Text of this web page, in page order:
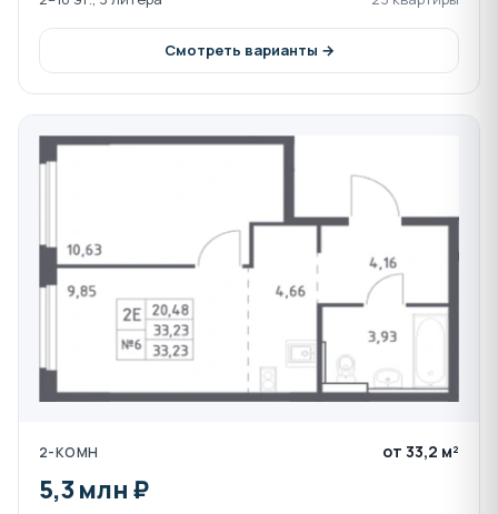
Группа компаний САМОЛЕТ. Занимает 1 место по
объему текущего строительства в РФ. Застройщиком
введено в эксплуатацию более 10,2 млн. м2 жилья.
Федеральным законом №214. Всю необходимую
информацию по ЖК Высотка вы можете получить в
отделе продаж Ассоциации застройщиков. По всем
вопросам обращайтесь по телефону отдела продаж
8-800-550-23-93 или в онлайн-чате на этой странице.
Смотреть варианты →
2-КОМН от 33,2 м²
5,3 млн ₽